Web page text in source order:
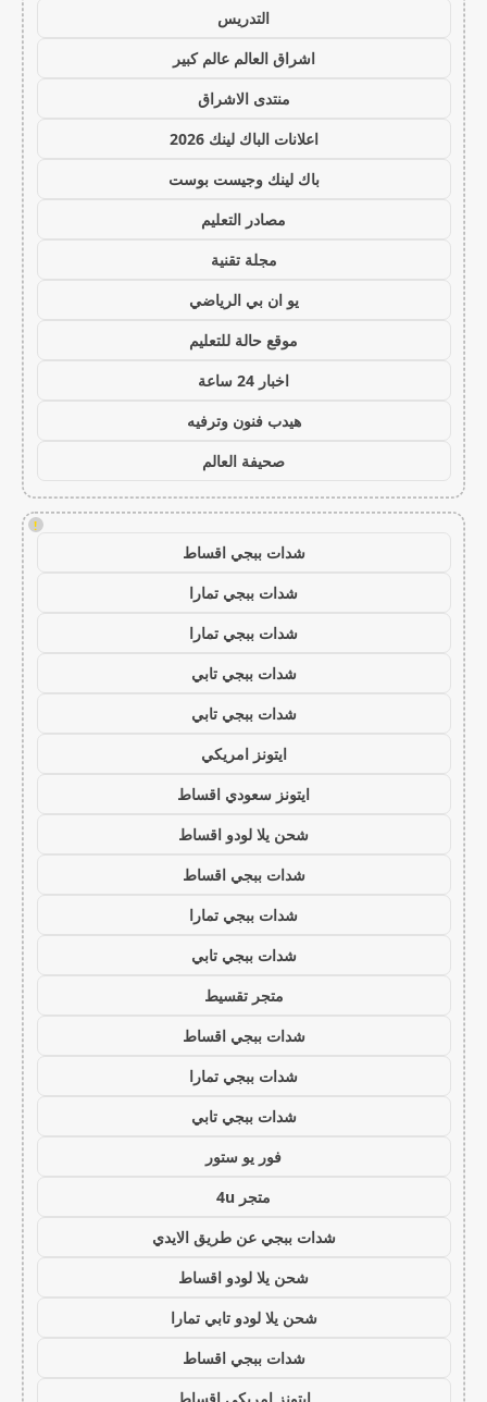
التدريس
اشراق العالم عالم كبير
منتدى الاشراق
اعلانات الباك لينك 2026
باك لينك وجيست بوست
مصادر التعليم
مجلة تقنية
يو ان بي الرياضي
موقع حالة للتعليم
اخبار 24 ساعة
هيدب فنون وترفيه
صحيفة العالم
!
شدات ببجي اقساط
شدات ببجي تمارا
شدات ببجي تمارا
شدات ببجي تابي
شدات ببجي تابي
ايتونز امريكي
ايتونز سعودي اقساط
شحن يلا لودو اقساط
شدات ببجي اقساط
شدات ببجي تمارا
شدات ببجي تابي
متجر تقسيط
شدات ببجي اقساط
شدات ببجي تمارا
شدات ببجي تابي
فور يو ستور
متجر 4u
شدات ببجي عن طريق الايدي
شحن يلا لودو اقساط
شحن يلا لودو تابي تمارا
شدات ببجي اقساط